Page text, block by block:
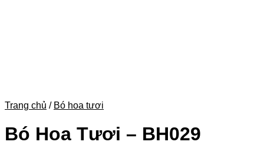
Trang chủ / Bó hoa tươi
Bó Hoa Tươi – BH029